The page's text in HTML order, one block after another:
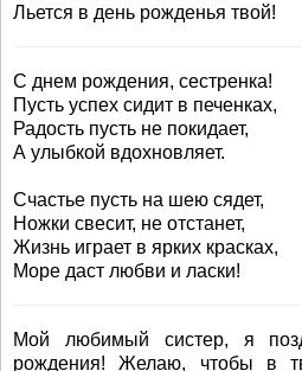
Льется в день рожденья твой!
С днем рождения, сестренка!
Пусть успех сидит в печенках,
Радость пусть не покидает,
А улыбкой вдохновляет.
Счастье пусть на шею сядет,
Ножки свесит, не отстанет,
Жизнь играет в ярких красках,
Море даст любви и ласки!
Мой любимый систер, я
рождения! Желаю, чтобы в